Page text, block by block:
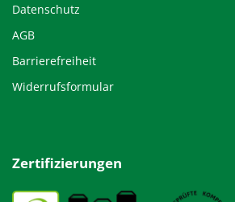
Datenschutz
AGB
Barrierefreiheit
Widerrufsformular
Zertifizierungen